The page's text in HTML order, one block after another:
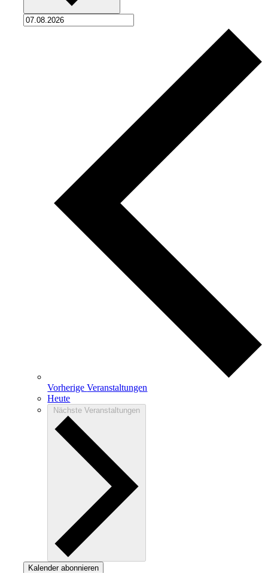
VorherigeVeranstaltungen
Heute
NächsteVeranstaltungen
Kalender abonnieren